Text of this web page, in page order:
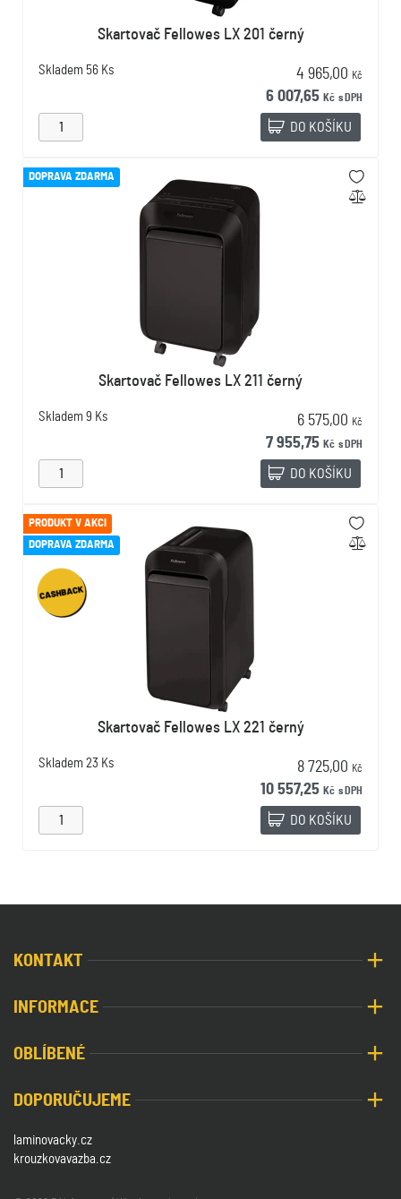
Skartovač Fellowes LX 201 černý
Skladem 56 Ks 4 965,00 Kč
6 007,65 Kč s DPH
DO KOŠÍKU
DOPRAVA ZDARMA
Skartovač Fellowes LX 211 černý
Skladem 9 Ks 6 575,00 Kč
7 955,75 Kč s DPH
DO KOŠÍKU
PRODUKT V AKCI
DOPRAVA ZDARMA
Skartovač Fellowes LX 221 černý
Skladem 23 Ks 8 725,00 Kč
10 557,25 Kč s DPH
DO KOŠÍKU
KONTAKT
INFORMACE
OBLÍBENÉ
DOPORUČUJEME
laminovacky.cz
krouzkovavazba.cz